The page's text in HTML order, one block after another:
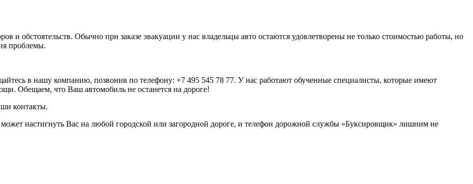
и обстоятельств. Обычно при заказе эвакуации у нас владельцы авто остаются удовлетворены не только стоимостью работы, но
проблемы.
в нашу компанию, позвонив по телефону: +7 495 545 78 77. У нас работают обученные специалисты, которые имеют
Обещаем, что Ваш автомобиль не останется на дороге!
контакты.
настигнуть Вас на любой городской или загородной дороге, и телефон дорожной службы «Буксировщик» лишним не